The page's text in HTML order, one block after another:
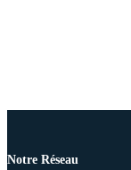
Notre Réseau